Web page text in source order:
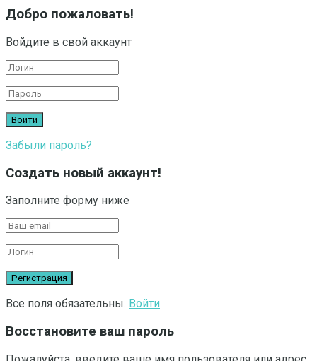
Добро пожаловать!
Войдите в свой аккаунт
Забыли пароль?
Создать новый аккаунт!
Заполните форму ниже
Все поля обязательны. Войти
Восстановите ваш пароль